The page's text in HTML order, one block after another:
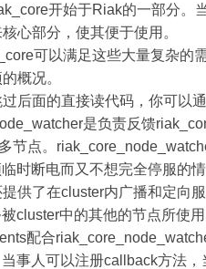
开始于Riak的一部分。
心部分，使其便于使用。
可以满足这些大量复杂的
概况。
后面的直接读代码，你可以
是负责反馈
节点。
时断电而又不想完全停服的情
供了在cluster内广播和定向
cluster中的其他的节点所使用
配合
事人可以注册callback方法，